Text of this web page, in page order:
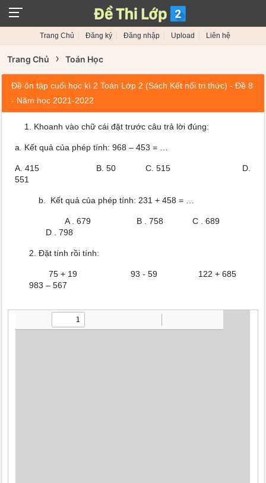
Trang Chủ Đăng ký Đăng nhập Upload Liên hệ
Trang Chủ › Toán Học
Đề ôn tập cuối học kì 2 Toán Lớp 2 (Sách Kết nối tri thức) - Đề 8
- Năm học 2021-2022
Khoanh vào chữ cái đặt trước câu trả lời đúng:
a. Kết quả của phép tính: 968 – 453 = …
A. 415 B. 50 C. 515 D.
551
b. Kết quả của phép tính: 231 + 458 = …
A . 679 B . 758 C . 689
D . 798
2. Đặt tính rồi tính:
75 + 19 93 - 59 122 + 685
983 – 567